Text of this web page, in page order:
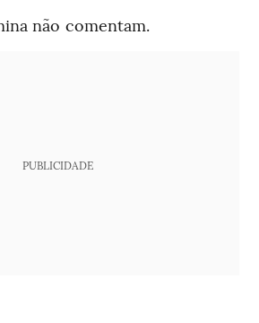
não comentam.
PUBLICIDADE